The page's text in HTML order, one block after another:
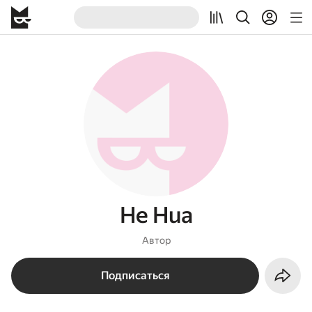
He Hua
Автор
Подписаться